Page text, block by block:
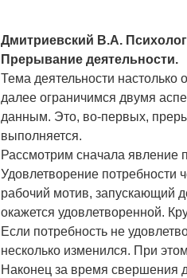
Дмитриевский В.А.
Прерывание деятельности.
Тема деятельности
далее ограничимся двумя
данным. Это, во-первых,
выполняется.
Рассмотрим сначала явление
Удовлетворение потребности
рабочий мотив, запускающий
окажется удовлетворенной.
Если потребность не
несколько изменился. При
Наконец за время свершения